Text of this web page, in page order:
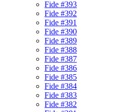
Fide #393
Fide #392
Fide #391
Fide #390
Fide #389
Fide #388
Fide #387
Fide #386
Fide #385
Fide #384
Fide #383
Fide #382